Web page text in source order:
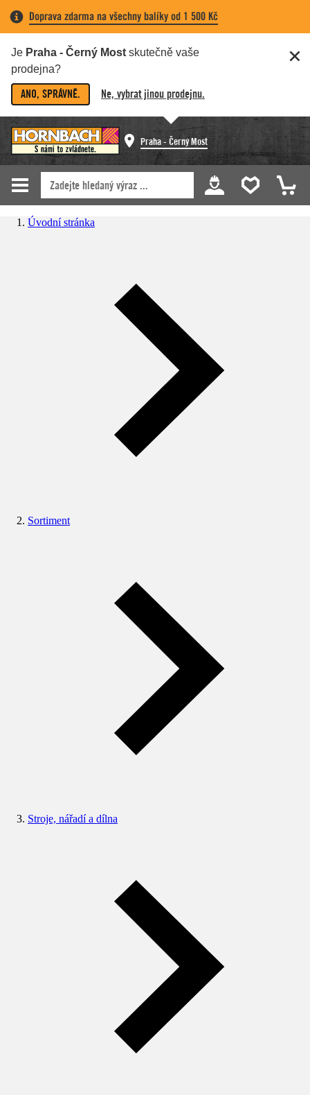
Doprava zdarma na všechny balíky od 1 500 Kč
Je Praha - Černý Most skutečně vaše
prodejna?
ANO, SPRÁVNĚ. Ne, vybrat jinou prodejnu.
Praha - Černý Most
Úvodní stránka
Sortiment
Stroje, nářadí a dílna